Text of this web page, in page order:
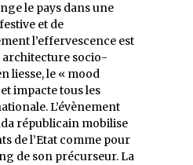
le pays dans une
et de
l’effervescence est
socio-
liesse, le «‭ ‬mood‭
impacte tous les
L’évènement
républicain mobilise
de l’Etat comme pour
de son précurseur. La